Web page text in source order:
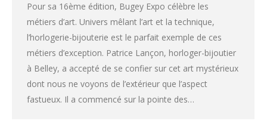
Pour sa 16ème édition, Bugey Expo célèbre les
métiers d’art. Univers mêlant l’art et la technique,
l’horlogerie-bijouterie est le parfait exemple de ces
métiers d’exception. Patrice Lançon, horloger-bijoutier
à Belley, a accepté de se confier sur cet art mystérieux
dont nous ne voyons de l’extérieur que l’aspect
fastueux. Il a commencé sur la pointe des…